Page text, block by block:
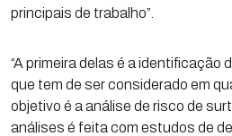
principais de trabalho”.
“A primeira delas é a identificação
que tem de ser considerado em
objetivo é a análise de risco de
análises é feita com estudos de